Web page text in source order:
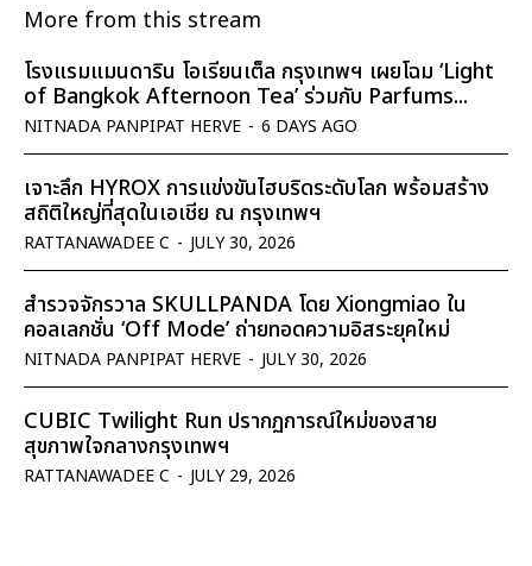
More from this stream
โรงแรมแมนดาริน โอเรียนเต็ล กรุงเทพฯ เผยโฉม ‘Light
of Bangkok Afternoon Tea’ ร่วมกับ Parfums...
NITNADA PANPIPAT HERVE - 6 DAYS AGO
เจาะลึก HYROX การแข่งขันไฮบริดระดับโลก พร้อมสร้าง
สถิติใหญ่ที่สุดในเอเชีย ณ กรุงเทพฯ
RATTANAWADEE C - JULY 30, 2026
สำรวจจักรวาล SKULLPANDA โดย Xiongmiao ใน
คอลเลกชั่น ‘Off Mode’ ถ่ายทอดความอิสระยุคใหม่
NITNADA PANPIPAT HERVE - JULY 30, 2026
CUBIC Twilight Run ปรากฏการณ์ใหม่ของสาย
สุขภาพใจกลางกรุงเทพฯ
RATTANAWADEE C - JULY 29, 2026